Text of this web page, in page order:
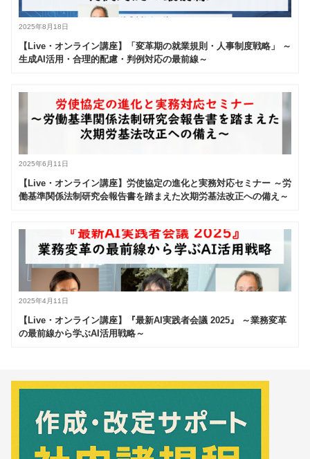
2025年8月18日
【Live・オンライン講座】「変革期の就業規則・人事制度戦略」 ～
生成AI活用・合理的配慮・判例対応の最前線～
2025年6月11日
【Live・オンライン講座】労使協定の進化と実務対応セミナー ～労
働基準関係法制研究会報告書を踏まえた次期労基法改正への備え～
2025年4月11日
【Live・オンライン講座】『最新AI実践者会議 2025』 ～業務変革
の最前線から学ぶAI活用戦略～